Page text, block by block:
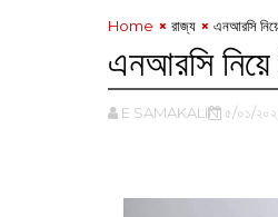
Home রাজ্য এনআরসি
এনআরসি
E SAMAKALIN ৫/০১/